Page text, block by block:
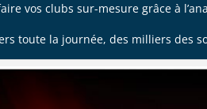
vos clubs sur-mesure grâce à
toute la journée, des milliers des